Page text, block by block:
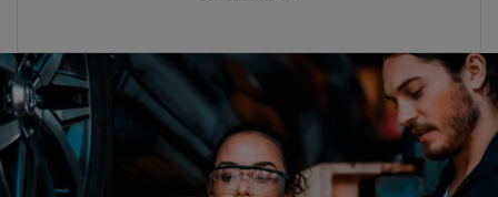
Vendas PCD
Modalidades
SERVIÇOS
Agendamento de serviços